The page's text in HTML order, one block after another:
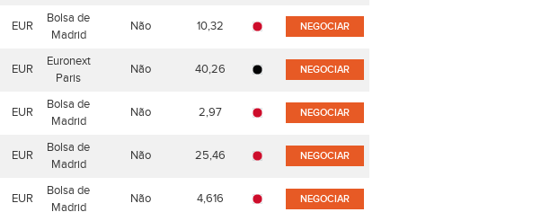
EUR
Bolsa de
Madrid
Não 10,32 NEGOCIAR
EUR
Euronext
Paris
Não 40,26 NEGOCIAR
EUR
Bolsa de
Madrid
Não 2,97 NEGOCIAR
EUR
Bolsa de
Madrid
Não 25,46 NEGOCIAR
EUR
Bolsa de
Madrid
Não 4,616 NEGOCIAR